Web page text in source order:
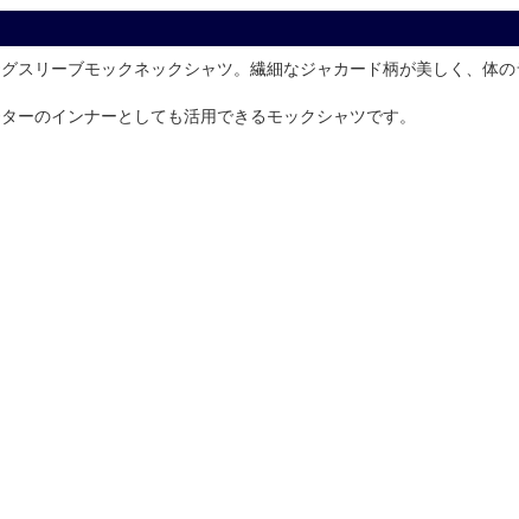
スリーブモックネックシャツ。繊細なジャカード柄が美しく、体
ーのインナーとしても活用できるモックシャツです。